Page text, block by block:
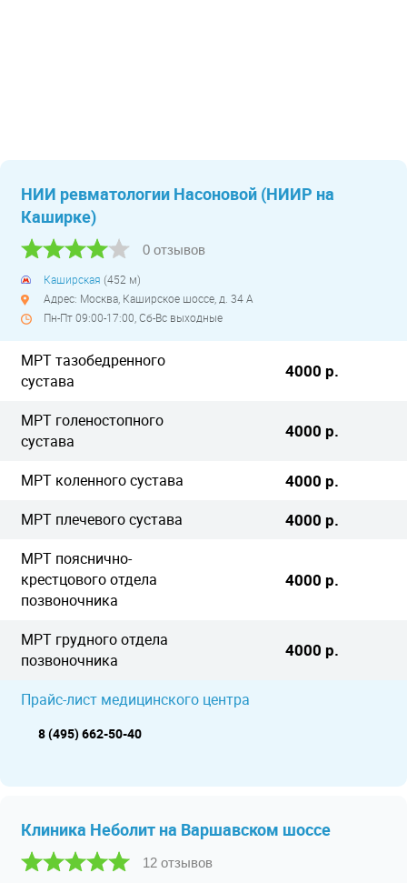
НИИ ревматологии Насоновой (НИИР на
Каширке)
0 отзывов
Каширская (452 м)
Адрес: Москва, Каширское шоссе, д. 34 А
Пн-Пт 09:00-17:00, Сб-Вс выходные
МРТ тазобедренного
сустава
4000 р.
МРТ голеностопного
сустава
4000 р.
МРТ коленного сустава 4000 р.
МРТ плечевого сустава 4000 р.
МРТ пояснично-
крестцового отдела
позвоночника
4000 р.
МРТ грудного отдела
позвоночника
4000 р.
Прайс-лист медицинского центра
8 (495) 662-50-40
Клиника Неболит на Варшавском шоссе
12 отзывов